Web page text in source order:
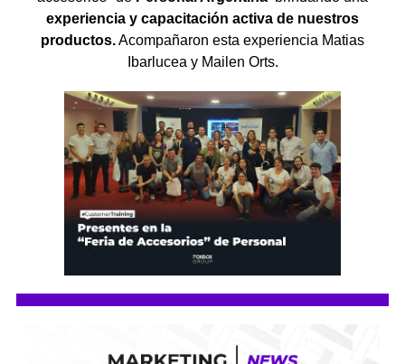
experiencia y capacitación activa de nuestros
productos.Acompañaron esta experiencia Matias
Ibarlucea y Mailen Orts.